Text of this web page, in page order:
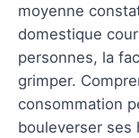
Impact
Solutions
l'eau
Questions
moyenne
domestique
personnes, la
grimper.
consommation
bouleverser ses